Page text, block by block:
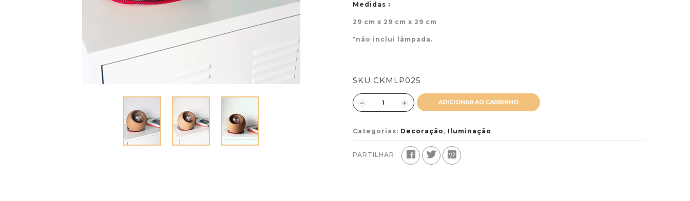
Medidas :
29 cm x 29 cm x 29 cm
*não inclui lâmpada.
SKU:CKMLP025
ADICIONAR AO CARRINHO
Categorias: Decoração , Iluminação
PARTILHAR: